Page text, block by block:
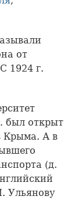
от
1924 г.
был открыт
Крыма. А в
(д.
Ульянову